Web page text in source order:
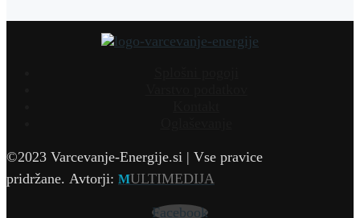
©2023 Varcevanje-Energije.si | Vse pravice
pridržane. Avtorji: MULTIMEDIJA
Facebook